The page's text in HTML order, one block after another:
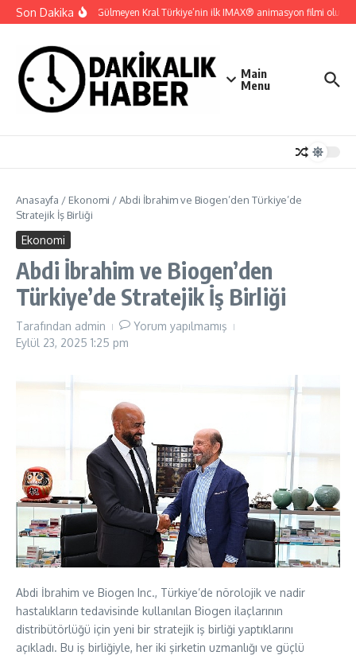
İçeriğe atla
Son DakikaGupi ve Gülmeyen Kral Türkiye’nin ilk IMAX® animasyon filmi oluyor
Main
Menu
Anasayfa / Ekonomi /Abdi İbrahim ve Biogen’den Türkiye’de
Stratejik İş Birliği
Ekonomi
Abdi İbrahim ve Biogen’den
Türkiye’de Stratejik İş Birliği
Tarafından admin
Yorum yapılmamış
Eylül 23, 2025 1:25 pm
Abdi İbrahim ve Biogen Inc., Türkiye’de nörolojik ve nadir
hastalıkların tedavisinde kullanılan Biogen ilaçlarının
distribütörlüğü için yeni bir stratejik iş birliği yaptıklarını
açıkladı. Bu iş birliğiyle, her iki şirketin uzmanlığı ve güçlü